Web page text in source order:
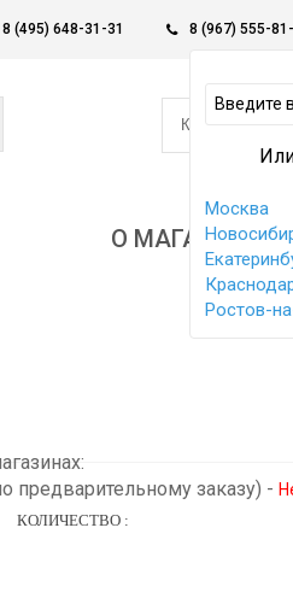
8 (495) 648-31-31 8 (967) 555-
Москва
Ростов-
КОРЗИНА -
О МАГАЗИНЕ
предварительному заказу) -
КОЛИЧЕСТВО :